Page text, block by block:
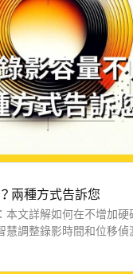
兩種方式告訴您
本文詳解如何在不增加
慧調整錄影時間和位移偵